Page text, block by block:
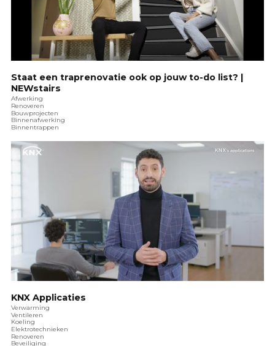
Staat een traprenovatie ook op jouw to-do list? |
NEWstairs
Afwerking
Renoveren
Bouwprojecten
Binnenafwerking
Binnentrappen
KNX Applicaties
Verwarming
Ventileren
Koeling
Elektrotechnieken
Renoveren
Beveiliging